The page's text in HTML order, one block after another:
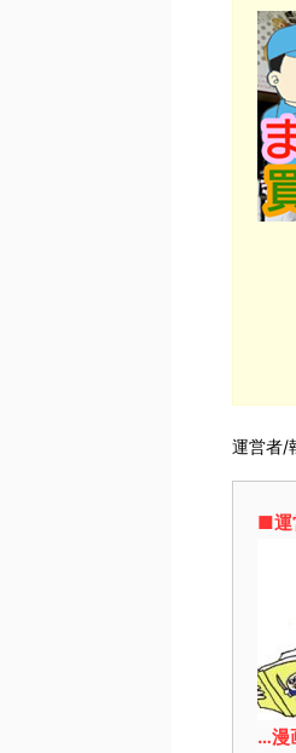
運営者/
■運
…漫